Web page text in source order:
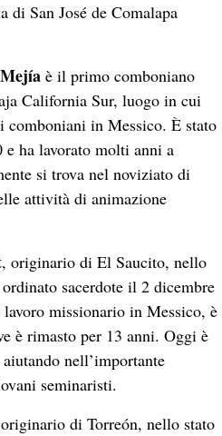
di San José de Comalapa
è il primo comboniano
California Sur, luogo in cui
comboniani in Messico. È stato
ha lavorato molti anni a
si trova nel noviziato di
attività di animazione
, originario di El Saucito, nello
sacerdote il 2 dicembre
missionario in Messico, è
è rimasto per 13 anni. Oggi è
nell’importante
seminaristi.
di Torreón, nello stato